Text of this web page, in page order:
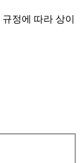
정에 따라 상이